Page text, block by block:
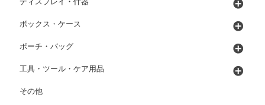
ディスプレイ・什器
ボックス・ケース
ポーチ・バッグ
工具・ツール・ケア用品
その他